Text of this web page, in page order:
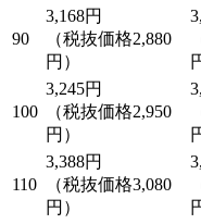
90
3,168円
（税抜価格2,880
円）
100
3,245円
（税抜価格2,950
円）
110
3,388円
（税抜価格3,080
円）